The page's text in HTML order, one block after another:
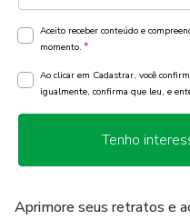
Aceito receber conteúdo e
momento. *
Ao clicar em Cadastrar, você
igualmente, confirma que leu, e
Tenho
Aprimore seus retratos e